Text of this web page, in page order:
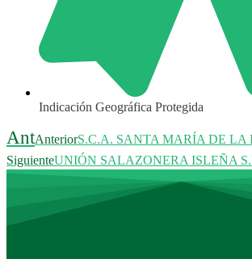
Indicación Geográfica Protegida
AntAnteriorS.C.A. SANTA MARÍA DE LA
SiguienteUNIÓN SALAZONERA ISLEÑA